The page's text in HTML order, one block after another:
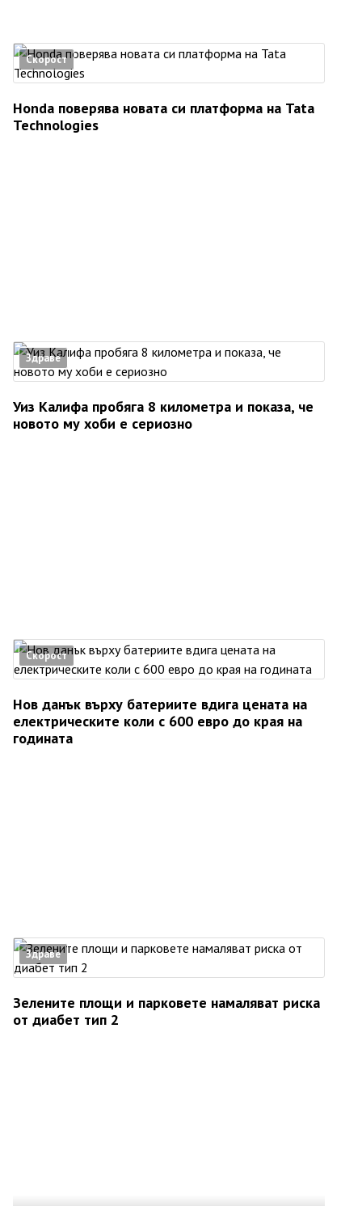
Скорост
Honda поверява новата си платформа на Tata
Technologies
Здраве
Уиз Калифа пробяга 8 километра и показа, че
новото му хоби е сериозно
Скорост
Нов данък върху батериите вдига цената на
електрическите коли с 600 евро до края на
годината
Здраве
Зелените площи и парковете намаляват риска
от диабет тип 2